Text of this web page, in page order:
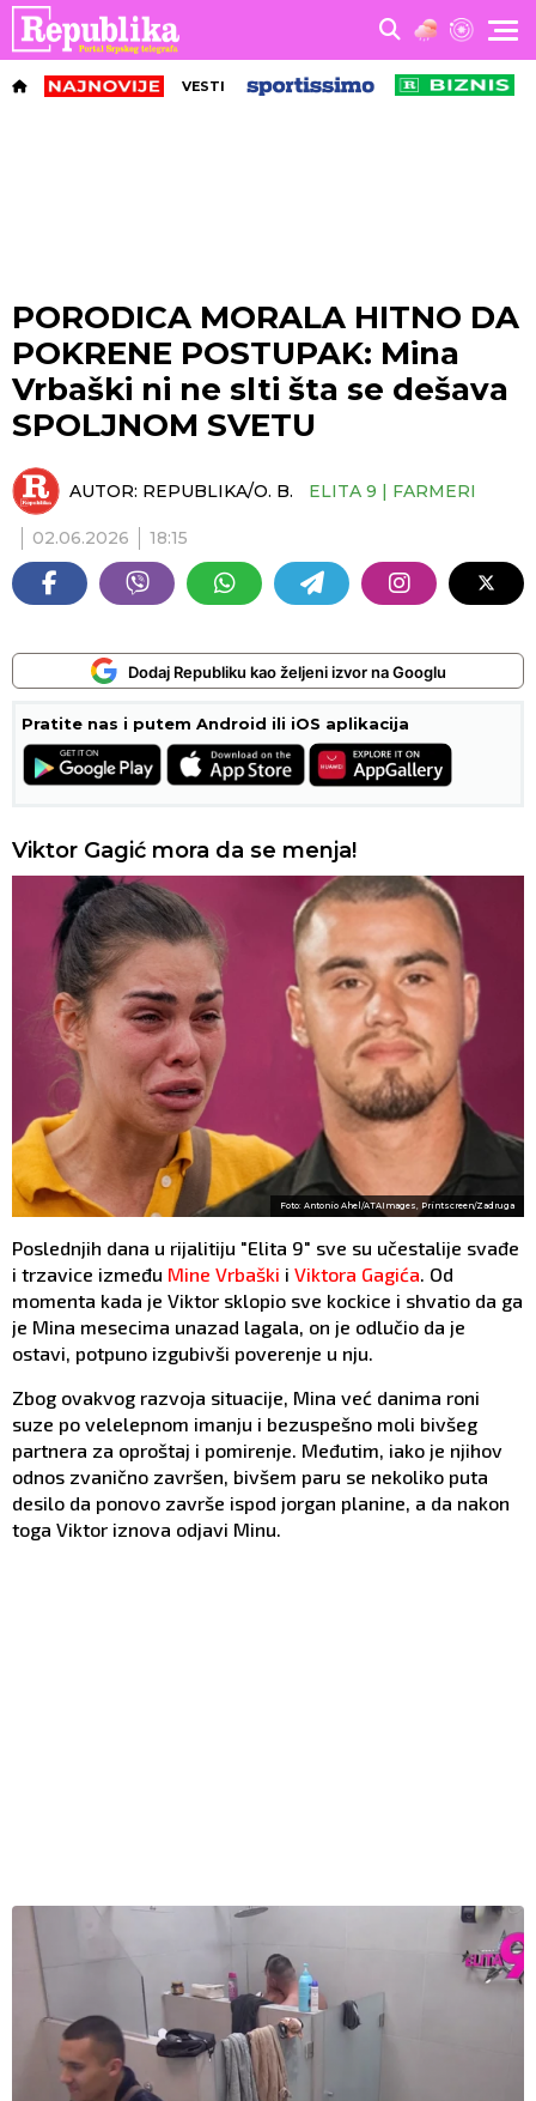
VESTI
PORODICA MORALA HITNO DA
POKRENE POSTUPAK: Mina
Vrbaški ni ne slti šta se dešava
SPOLJNOM SVETU
AUTOR: REPUBLIKA/O. B. ELITA 9 | FARMERI
02.06.2026 18:15
Dodaj Republiku kao željeni izvor na Googlu
Pratite nas i putem Android ili iOS aplikacija
Viktor Gagić mora da se menja!
Foto: Antonio Ahel/ATAImages, Printscreen/Zadruga
Poslednjih dana u rijalitiju "Elita 9" sve su učestalije svađe
i trzavice između Mine Vrbaški i Viktora Gagića. Od
momenta kada je Viktor sklopio sve kockice i shvatio da ga
je Mina mesecima unazad lagala, on je odlučio da je
ostavi, potpuno izgubivši poverenje u nju.
Zbog ovakvog razvoja situacije, Mina već danima roni
suze po velelepnom imanju i bezuspešno moli bivšeg
partnera za oproštaj i pomirenje. Međutim, iako je njihov
odnos zvanično završen, bivšem paru se nekoliko puta
desilo da ponovo završe ispod jorgan planine, a da nakon
toga Viktor iznova odjavi Minu.